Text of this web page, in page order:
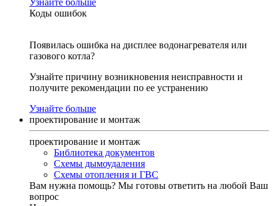
Узнайте больше
Коды ошибок
Появилась ошибка на дисплее водонагревателя или
газового котла?
Узнайте причину возникновения неисправности и
получите рекомендации по ее устранению
Узнайте больше
проектирование и монтаж
проектирование и монтаж
Библиотека документов
Схемы дымоудаления
Схемы отопления и ГВС
Вам нужна помощь? Мы готовы ответить на любой Ваш
вопрос